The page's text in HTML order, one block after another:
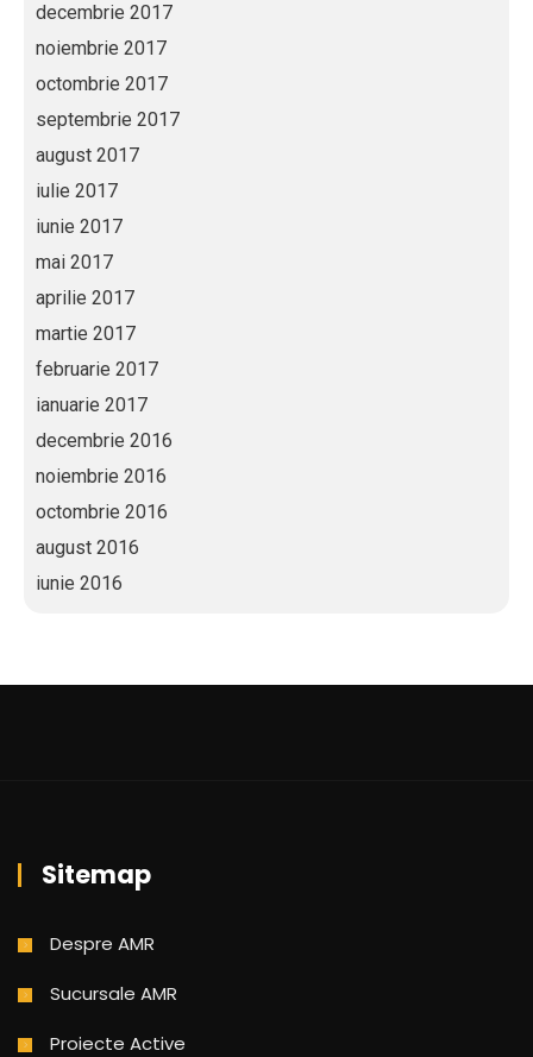
decembrie 2017
noiembrie 2017
octombrie 2017
septembrie 2017
august 2017
iulie 2017
iunie 2017
mai 2017
aprilie 2017
martie 2017
februarie 2017
ianuarie 2017
decembrie 2016
noiembrie 2016
octombrie 2016
august 2016
iunie 2016
Sitemap
Despre AMR
Sucursale AMR
Proiecte Active